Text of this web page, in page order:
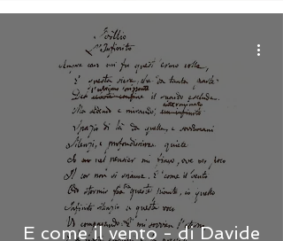
E come il vento - di Davide